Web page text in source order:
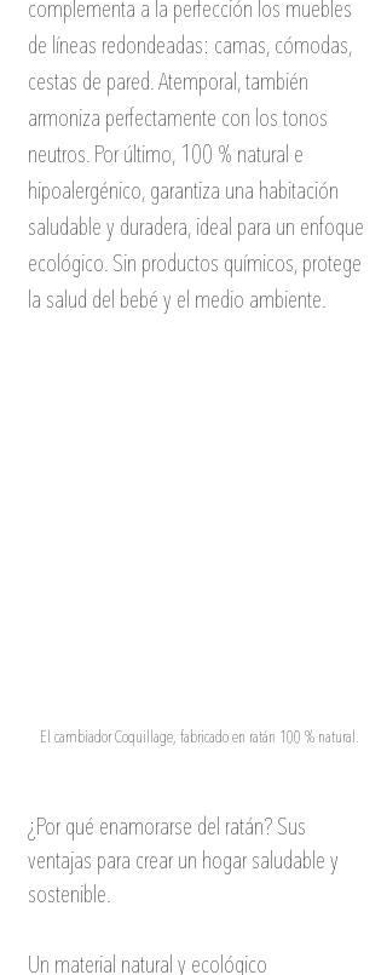
complementa a la perfección los muebles
de líneas redondeadas: camas, cómodas,
cestas de pared. Atemporal, también
armoniza perfectamente con los tonos
neutros. Por último, 100 % natural e
hipoalergénico, garantiza una habitación
saludable y duradera, ideal para un enfoque
ecológico. Sin productos químicos, protege
la salud del bebé y el medio ambiente.
El cambiador Coquillage, fabricado en ratán 100 % natural.
¿Por qué enamorarse del ratán? Sus
ventajas para crear un hogar saludable y
sostenible.
Un material natural y ecológico